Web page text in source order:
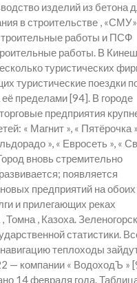
изделий из бетона
в строительстве , «СМУ»
работы и ПСФ
работы. В
туристических
туристические поездки
её пределами [94]. В городе
предприятия
« Магнит », « Пятёрочка
», « Евросеть », «
вновь стремительно
появляется
предприятий на обоих
и прилегающих реках
Томна , Казоха. Зеленогорск
статистики.
навигацию теплоходы
— компании « ВодоходЪ »
14 февраля года.